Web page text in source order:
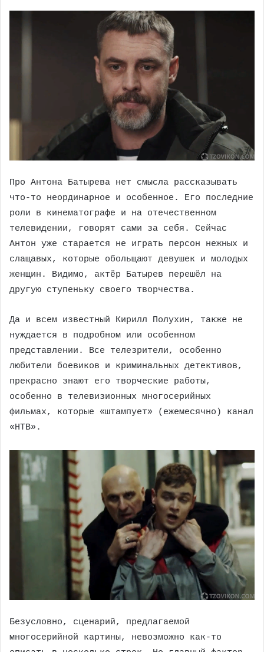
Про Антона Батырева нет смысла рассказывать
что-то неординарное и особенное. Его последние
роли в кинематографе и на отечественном
телевидении, говорят сами за себя. Сейчас
Антон уже старается не играть персон нежных и
слащавых, которые обольщают девушек и молодых
женщин. Видимо, актёр Батырев перешёл на
другую ступеньку своего творчества.
Да и всем известный Кирилл Полухин, также не
нуждается в подробном или особенном
представлении. Все телезрители, особенно
любители боевиков и криминальных детективов,
прекрасно знают его творческие работы,
особенно в телевизионных многосерийных
фильмах, которые «штампует» (ежемесячно) канал
«НТВ».
Безусловно, сценарий, предлагаемой
многосерийной картины, невозможно как-то